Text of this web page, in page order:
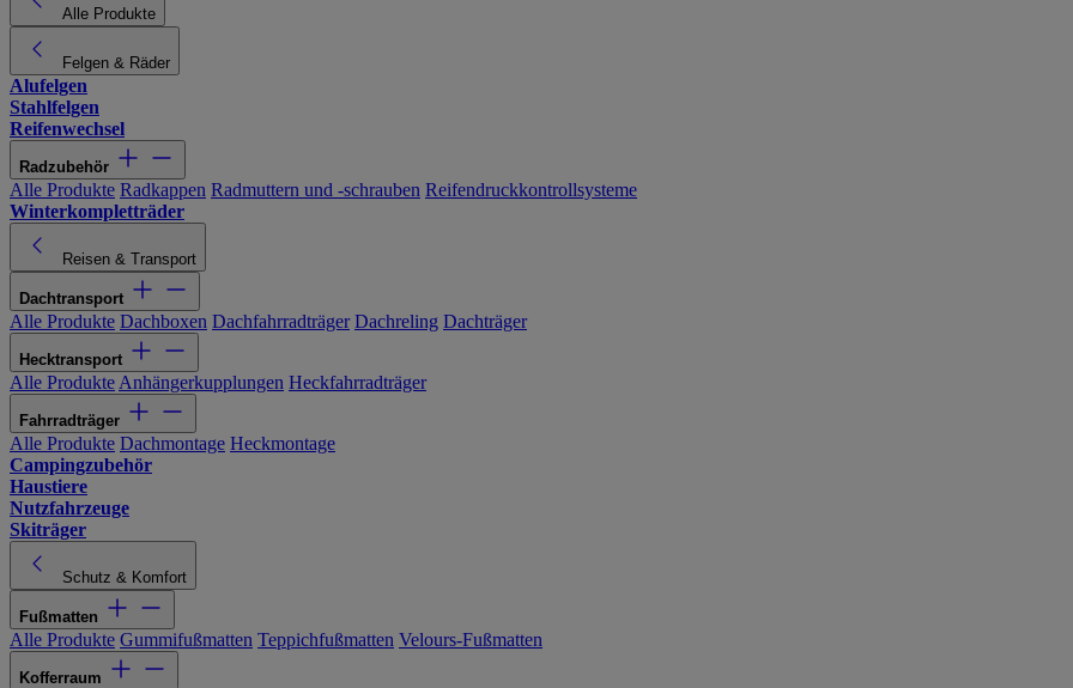
Alle Produkte
Felgen & Räder
Alufelgen
Stahlfelgen
Reifenwechsel
Radzubehör
Alle Produkte Radkappen Radmuttern und -schrauben Reifendruckkontrollsysteme
Winterkompletträder
Reisen & Transport
Dachtransport
Alle Produkte Dachboxen Dachfahrradträger Dachreling Dachträger
Hecktransport
Alle Produkte Anhängerkupplungen Heckfahrradträger
Fahrradträger
Alle Produkte Dachmontage Heckmontage
Campingzubehör
Haustiere
Nutzfahrzeuge
Skiträger
Schutz & Komfort
Fußmatten
Alle Produkte Gummifußmatten Teppichfußmatten Velours-Fußmatten
Kofferraum